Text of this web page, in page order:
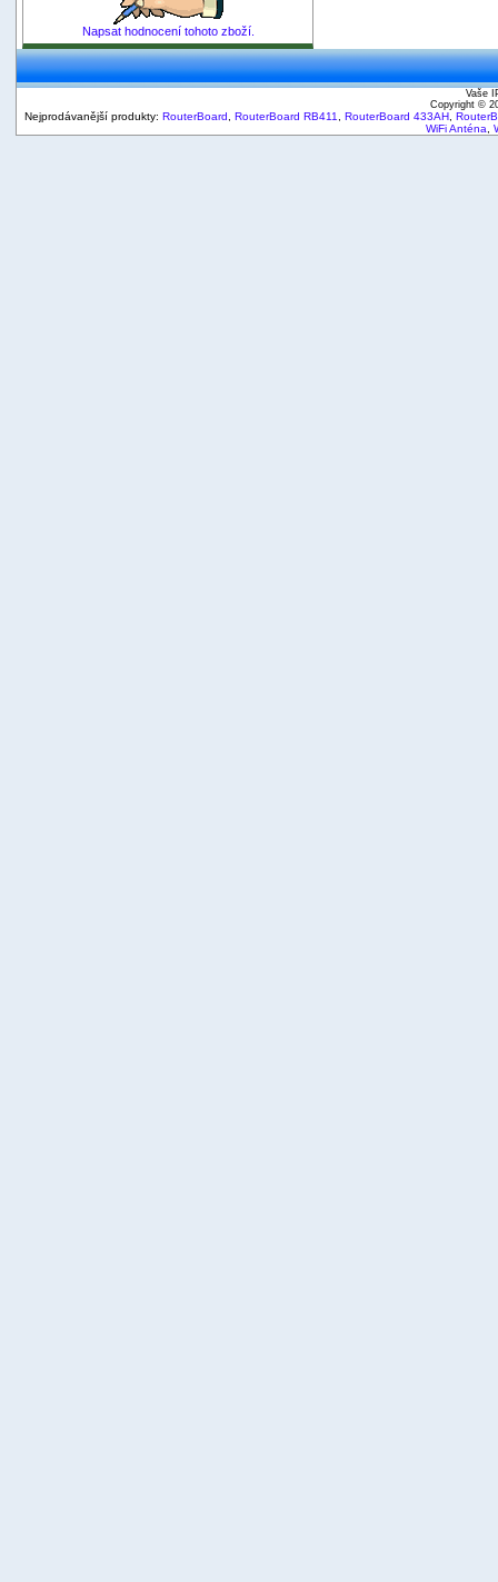
Napsat hodnocení tohoto zboží.
Vaše
Copyright ©
Nejprodávanější produkty: RouterBoard RouterBoard RB411 RouterBoard 433AH
WiFi Anténa